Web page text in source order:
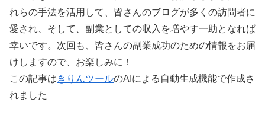
れらの手法を活用して、皆さんのブログが多くの訪問者に
愛され、そして、副業としての収入を増やす一助となれば
幸いです。次回も、皆さんの副業成功のための情報をお届
けしますので、お楽しみに！
この記事はきりんツールのAIによる自動生成機能で作成さ
れました